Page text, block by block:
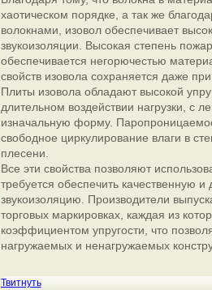
хаотическом порядке, а так же
волокнами, изовол обеспечивает
звукоизоляции. Высокая степень
обеспечивается негорючестью
свойств изовола сохраняется даже
Плиты изовола обладают высокой
длительном воздействии нагрузки, с
изначальную форму.
свободное циркулирование влаги в
плесени.
Все эти свойства позволяют
требуется обеспечить качественную
звукоизоляцию. Производители
торговых маркировках, каждая из
коэффициентом упругости, что
нагружаемых и ненагружаемых
Твитнуть